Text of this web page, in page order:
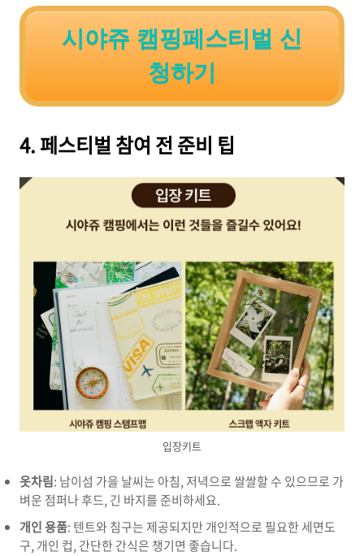
시야쥬 캠핑페스티벌 신
청하기
4. 페스티벌 참여 전 준비 팁
입장키트
옷차림: 남이섬 가을 날씨는 아침, 저녁으로 쌀쌀할 수 있으므로 가
벼운 점퍼나 후드, 긴 바지를 준비하세요.
개인 용품: 텐트와 침구는 제공되지만 개인적으로 필요한 세면도
구, 개인 컵, 간단한 간식은 챙기면 좋습니다.